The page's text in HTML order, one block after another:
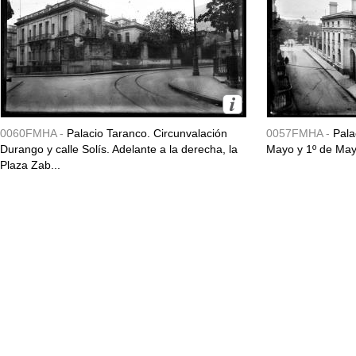
0060FMHA - Palacio Taranco. Circunvalación
Durango y calle Solís. Adelante a la derecha, la
Plaza Zab...
0057FMHA -
Mayo y 1º de